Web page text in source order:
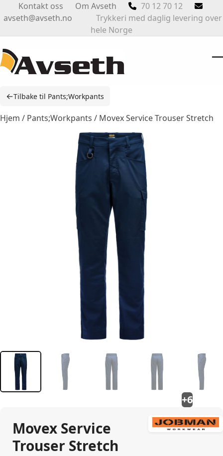
to
Kontakt oss Om Avseth
70 12 70 12
avseth@avseth.no Trykkeri med daglig levering over
hele Norge
←Tilbake til Pants;Workpants
Hjem / Pants;Workpants / Movex Service Trouser Stretch
+6
Movex Service
Trouser Stretch